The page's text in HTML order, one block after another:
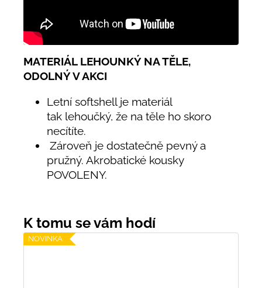
MATERIÁL LEHOUNKÝ NA TĚLE,
ODOLNÝ V AKCI
Letní softshell je materiál
tak lehoučký, že na těle ho skoro
necítíte.
Zároveň je dostatečně pevný a
pružný. Akrobatické kousky
POVOLENY.
NOVINKA